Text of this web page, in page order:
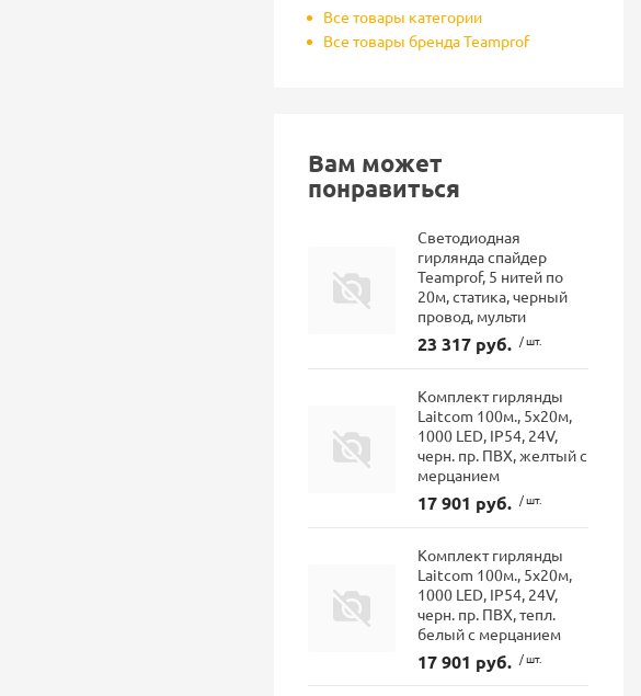
Все товары категории
Все товары бренда Teamprof
Вам может
понравиться
Светодиодная
гирлянда спайдер
Teamprof, 5 нитей по
20м, статика, черный
провод, мульти
23 317 руб. / шт.
Комплект гирлянды
Laitcom 100м., 5x20м,
1000 LED, IP54, 24V,
черн. пр. ПВХ, желтый с
мерцанием
17 901 руб. / шт.
Комплект гирлянды
Laitcom 100м., 5x20м,
1000 LED, IP54, 24V,
черн. пр. ПВХ, тепл.
белый с мерцанием
17 901 руб. / шт.